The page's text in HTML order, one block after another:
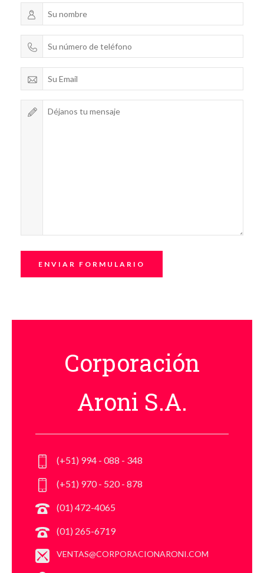
ENVIAR FORMULARIO
Corporación
Aroni S.A.
(+51) 994 - 088 - 348
(+51) 970 - 520 - 878
(01) 472-4065
(01) 265-6719
VENTAS@CORPORACIONARONI.COM